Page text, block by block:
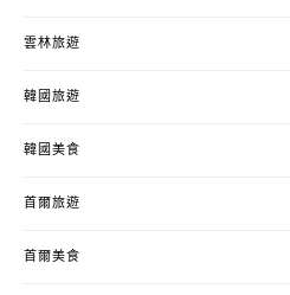
雲林旅遊
韓國旅遊
韓國美食
首爾旅遊
首爾美食